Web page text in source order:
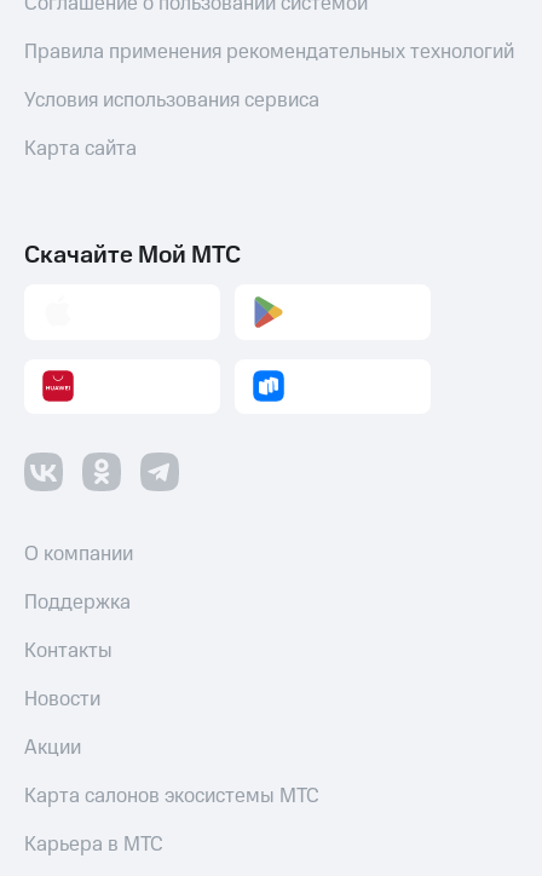
Правила применения рекомендательных технологий
Условия использования сервиса
Карта сайта
Скачайте Мой МТС
О компании
Поддержка
Контакты
Новости
Акции
Карта салонов экосистемы МТС
Карьера в МТС